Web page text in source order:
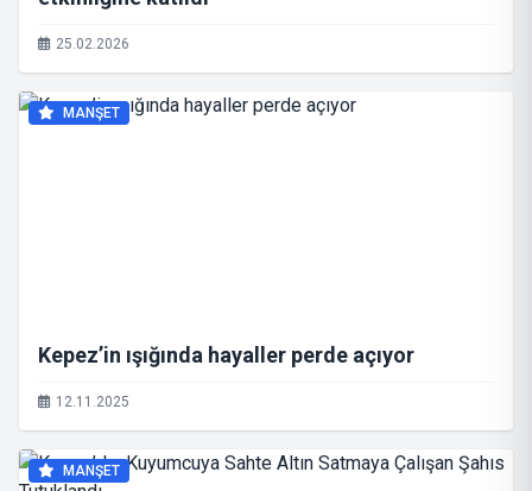
25.02.2026
MANŞET
Kepez’in ışığında hayaller perde açıyor
12.11.2025
MANŞET